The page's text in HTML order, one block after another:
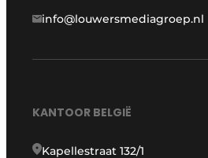
info@louwersmediagroep.nl
KANTOOR BELGIË
Kapellestraat 132/1